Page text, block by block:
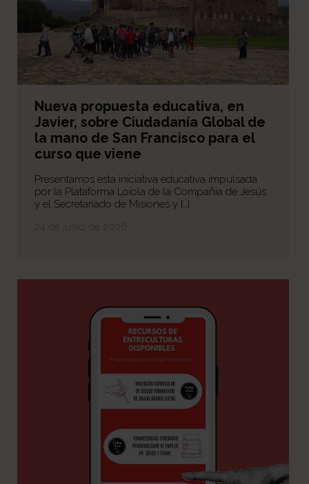
Nueva propuesta educativa, en
Javier, sobre Ciudadanía Global de
la mano de San Francisco para el
curso que viene
Presentamos esta iniciativa educativa impulsada
por la Plataforma Loiola de la Compañía de Jesús
y el Secretariado de Misiones y […]